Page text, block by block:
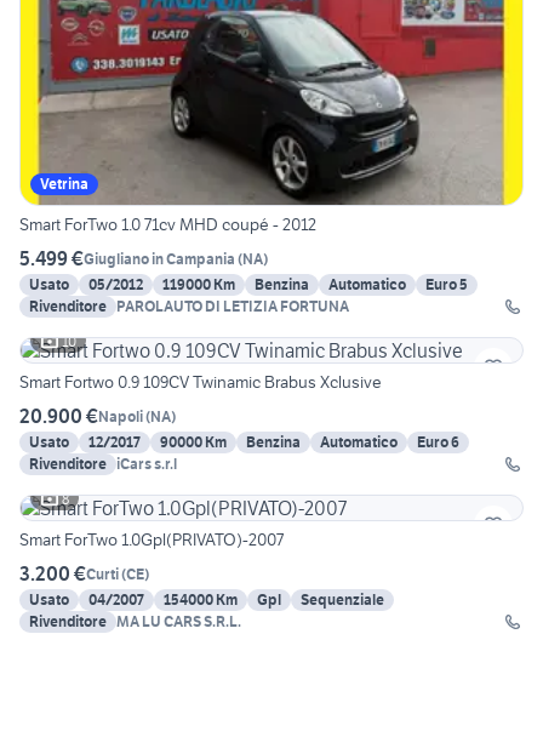
Vetrina
Smart ForTwo 1.0 71cv MHD coupé - 2012
5.499 €Giugliano in Campania (NA)
Usato
05/2012 119000 Km Benzina Automatico
Euro 5
Rivenditore PAROLAUTO DI LETIZIA FORTUNA
10
Smart Fortwo 0.9 109CV Twinamic Brabus Xclusive
20.900 €Napoli(NA)
Usato
12/2017 90000 Km Benzina Automatico
Euro 6
Rivenditore iCars s.r.l
8
Smart ForTwo 1.0Gpl(PRIVATO)-2007
3.200 €Curti(CE)
Usato
04/2007 154000 Km Gpl
Sequenziale
Rivenditore MA LU CARS S.R.L.